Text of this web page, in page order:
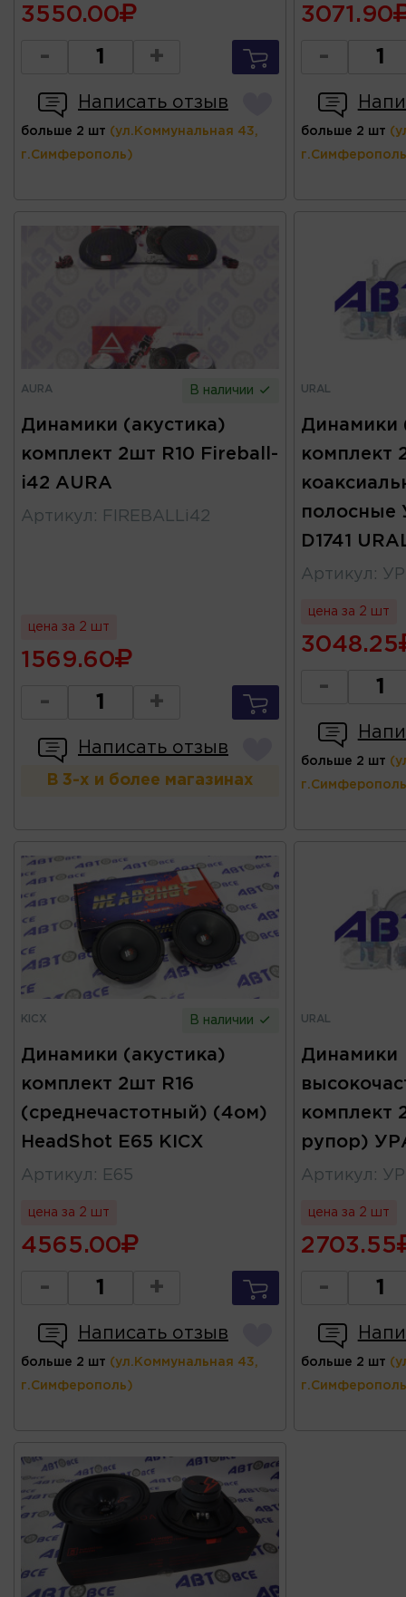
3550.00
- +
Написать отзыв
больше 2 шт (ул.Коммунальная 43,
г.Симферополь)
3071.90
-
больше 2 шт
AURA В наличии
Динамики (акустика)
комплект 2шт R10 Fireball-
i42 AURA
Артикул : FIREBALLi42
цена за 2 шт
1569.60
- +
Написать отзыв
В 3-х и более магазинах
URAL
Динамики
комплект
полосные
D1741
Артикул :
цена за 2 шт
3048.25
-
больше 2 шт
KICX В наличии
Динамики (акустика)
комплект 2шт R16
(среднечастотный) (4ом)
HeadShot E65 KICX
Артикул : E65
цена за 2 шт
4565.00
- +
Написать отзыв
больше 2 шт (ул.Коммунальная 43,
г.Симферополь)
URAL
Динамики
комплект
рупор)
Артикул :
цена за 2 шт
2703.55
-
больше 2 шт